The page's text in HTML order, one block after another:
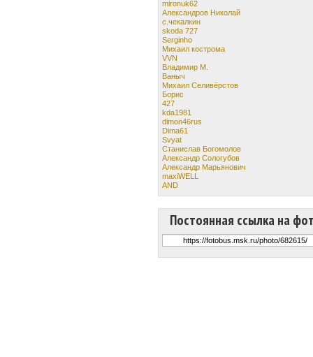
mironuk62
Александров Николай
с.чекалкин
skoda 727
Serginho
Михаил кострома
VVN
Владимир М.
Ваныч
Михаил Селивёрстов
Борис
427
kda1981
dimon46rus
Dima61
Svyat
Станислав Богомолов
Александр Сологубов
Александр Марьянович
maxiWELL
AND
Постоянная ссылка на